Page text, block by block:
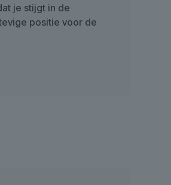
je stijgt in de
positie voor de